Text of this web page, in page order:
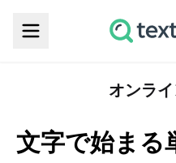
オンラ
文字で始ま